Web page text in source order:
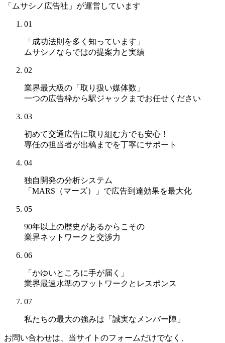
「ムサシノ広告社」が運営しています
01
「成功法則を多く知っています」
ムサシノならではの提案力と実績
02
業界最大級の「取り扱い媒体数」
一つの広告枠から駅ジャックまでお任せください
03
初めて交通広告に取り組む方でも安心！
専任の担当者が出稿までを丁寧にサポート
04
独自開発の分析システム
「MARS（マーズ）」 で広告到達効果を最大化
05
90年以上の歴史があるからこその
業界ネットワークと交渉力
06
「かゆいところに手が届く」
業界最速水準のフットワークとレスポンス
07
私たちの最大の強みは 「誠実なメンバー陣」
お問い合わせは、当サイトのフォームだけでなく、